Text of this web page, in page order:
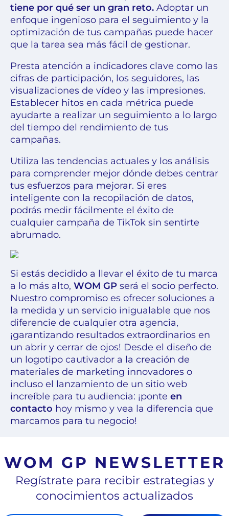
tiene por qué ser un gran reto. Adoptar un
enfoque ingenioso para el seguimiento y la
optimización de tus campañas puede hacer
que la tarea sea más fácil de gestionar.
Presta atención a indicadores clave como las
cifras de participación, los seguidores, las
visualizaciones de vídeo y las impresiones.
Establecer hitos en cada métrica puede
ayudarte a realizar un seguimiento a lo largo
del tiempo del rendimiento de tus
campañas.
Utiliza las tendencias actuales y los análisis
para comprender mejor dónde debes centrar
tus esfuerzos para mejorar. Si eres
inteligente con la recopilación de datos,
podrás medir fácilmente el éxito de
cualquier campaña de TikTok sin sentirte
abrumado.
Si estás decidido a llevar el éxito de tu marca
a lo más alto, WOM GP será el socio perfecto.
Nuestro compromiso es ofrecer soluciones a
la medida y un servicio inigualable que nos
diferencie de cualquier otra agencia,
¡garantizando resultados extraordinarios en
un abrir y cerrar de ojos! Desde el diseño de
un logotipo cautivador a la creación de
materiales de marketing innovadores o
incluso el lanzamiento de un sitio web
increíble para tu audiencia: ¡ponte en
contacto hoy mismo y vea la diferencia que
marcamos para tu negocio!
WOM GP NEWSLETTER
Regístrate para recibir estrategias y
conocimientos actualizados